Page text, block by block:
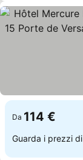
Da 114 €
Guarda i prezzi di